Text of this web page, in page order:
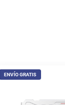
ENVÍO GRATIS